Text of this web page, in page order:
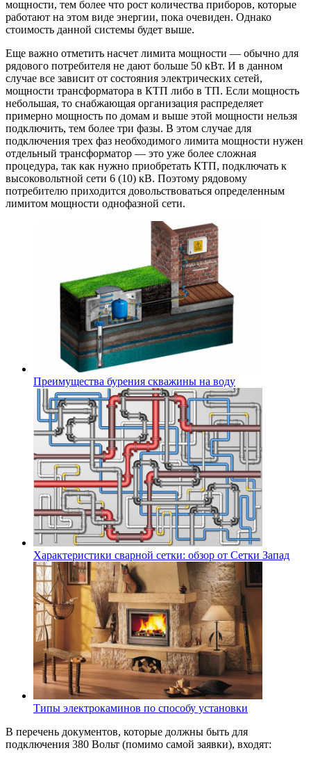
мощности, тем более что рост количества приборов, которые
работают на этом виде энергии, пока очевиден. Однако
стоимость данной системы будет выше.
Еще важно отметить насчет лимита мощности — обычно для
рядового потребителя не дают больше 50 кВт. И в данном
случае все зависит от состояния электрических сетей,
мощности трансформатора в КТП либо в ТП. Если мощность
небольшая, то снабжающая организация распределяет
примерно мощность по домам и выше этой мощности нельзя
подключить, тем более три фазы. В этом случае для
подключения трех фаз необходимого лимита мощности нужен
отдельный трансформатор — это уже более сложная
процедура, так как нужно приобретать КТП, подключать к
высоковольтной сети 6 (10) кВ. Поэтому рядовому
потребителю приходится довольствоваться определенным
лимитом мощности однофазной сети.
Преимущества бурения скважины на воду
Характеристики сварной сетки: обзор от Сетки Запад
Типы электрокаминов по способу установки
В перечень документов, которые должны быть для
подключения 380 Вольт (помимо самой заявки), входят: